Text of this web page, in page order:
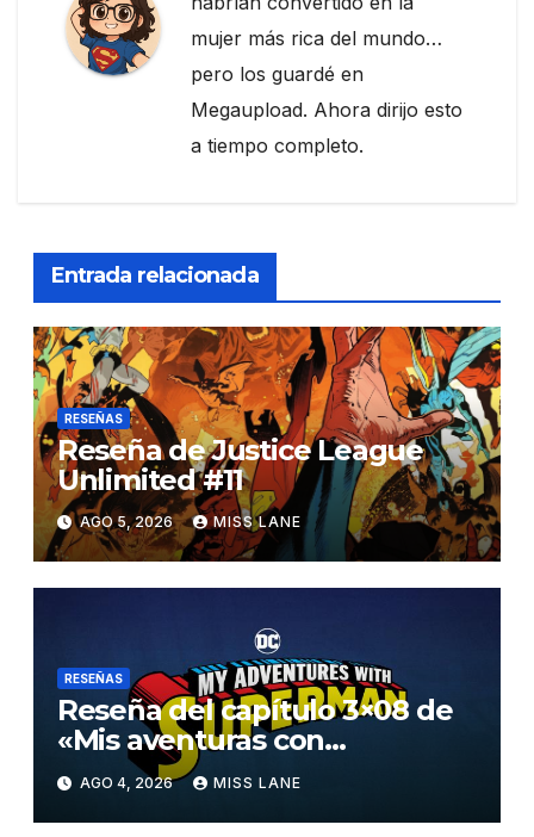
mujer más rica del mundo…
pero los guardé en
Megaupload. Ahora dirijo esto
a tiempo completo.
Entrada relacionada
RESEÑAS
Reseña de Justice League
Unlimited #11
AGO 5, 2026 MISS LANE
RESEÑAS
Reseña del capítulo 3×08 de
«Mis aventuras con
Superman»
AGO 4, 2026 MISS LANE